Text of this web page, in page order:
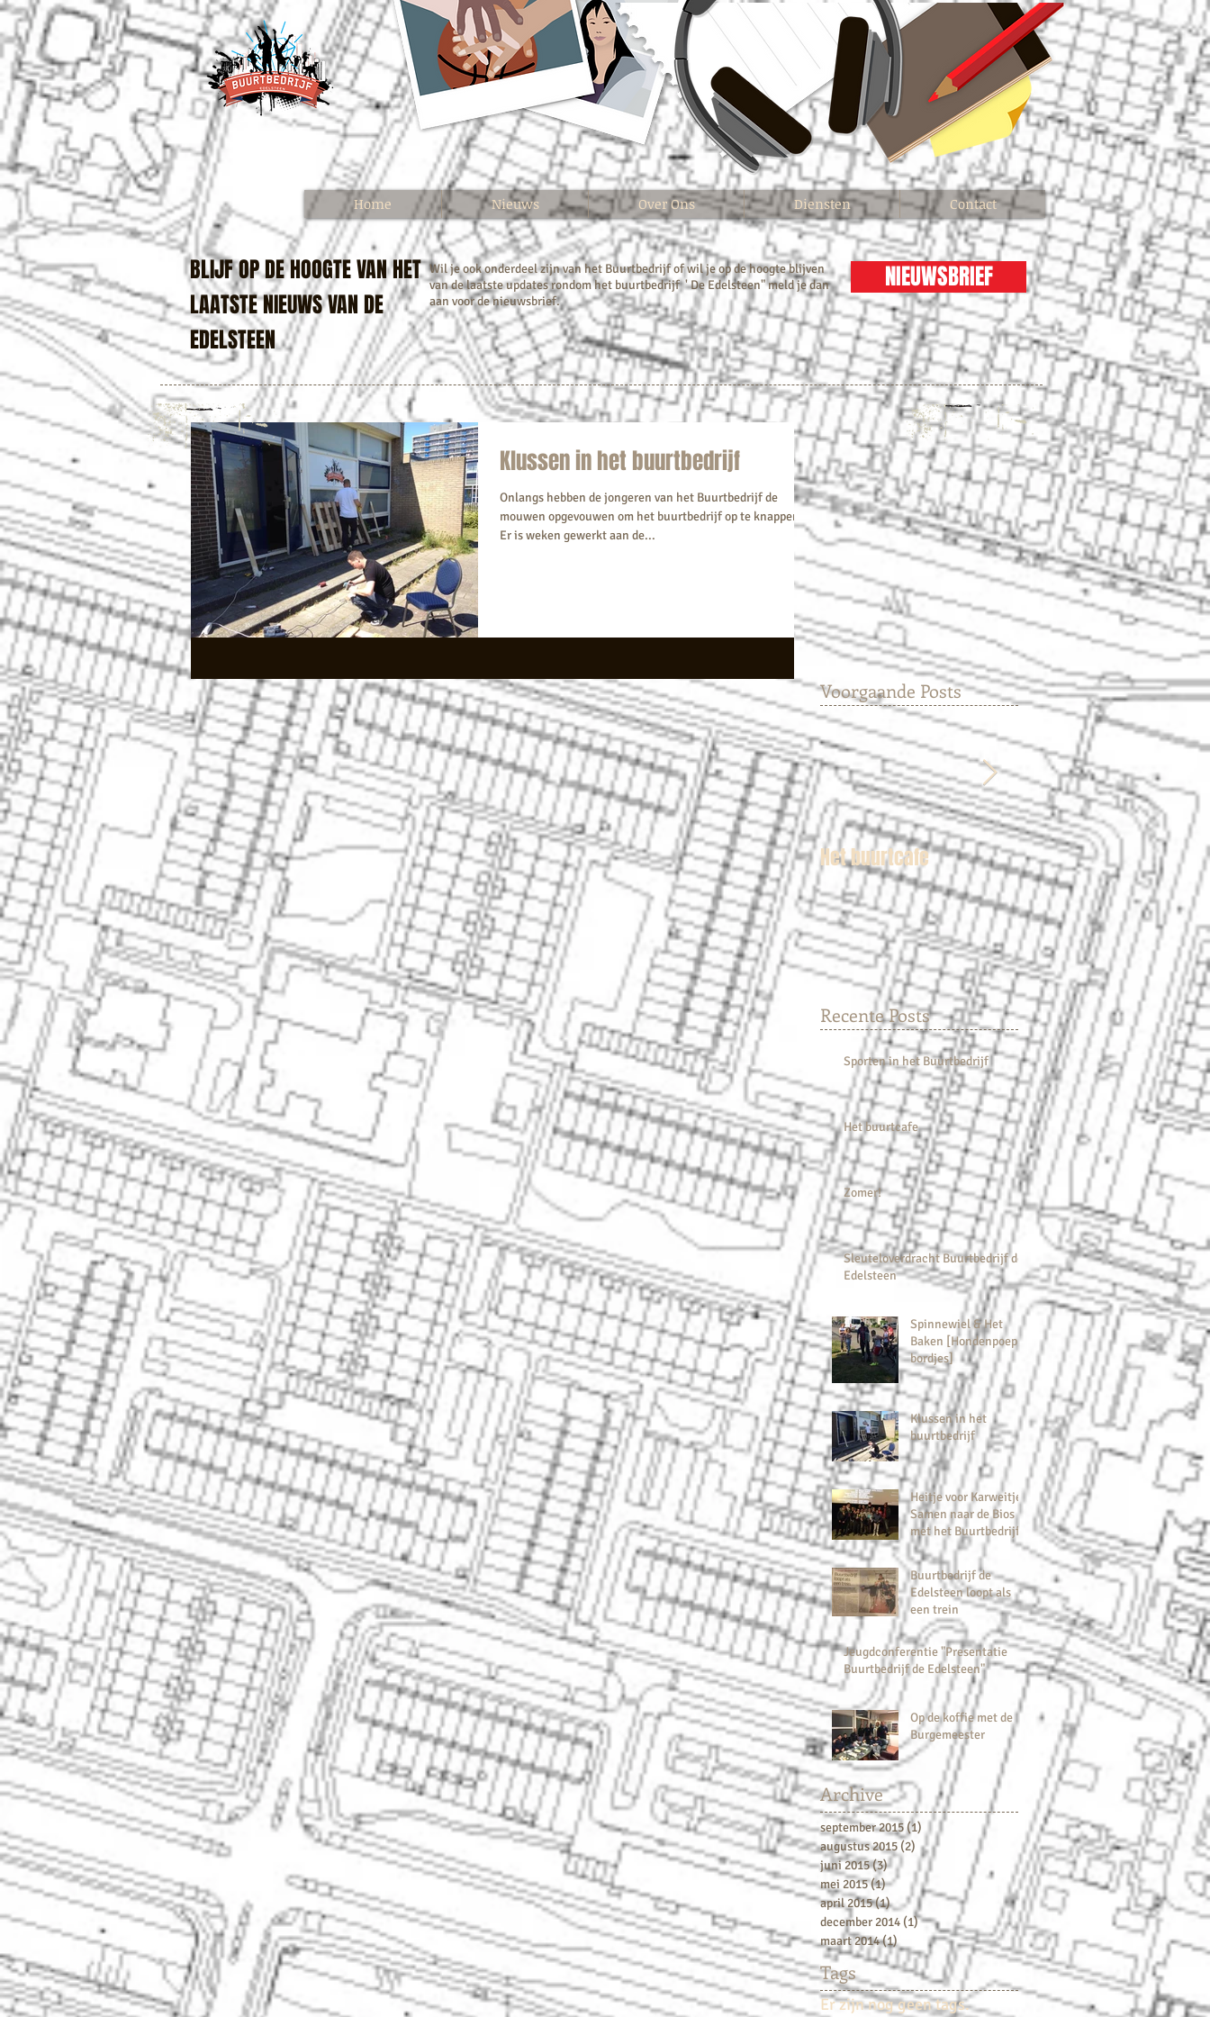
Home Nieuws Over Ons Diensten Contact
BLIJF OP DE HOOGTE VAN HET
LAATSTE NIEUWS VAN DE
EDELSTEEN
Wil je ook onderdeel zijn van het Buurtbedrijf of wil je op de hoogte blijven
van de laatste updates rondom het buurtbedrijf ' De Edelsteen" meld je dan
aan voor de nieuwsbrief.
NIEUWSBRIEF
Klussen in het buurtbedrijf
Onlangs hebben de jongeren van het Buurtbedrijf de
mouwen opgevouwen om het buurtbedrijf op te knappen.
Er is weken gewerkt aan de...
Voorgaande Posts
Het buurtcafe
Jeugdconferentie
"Presentatie
Buurtbedrijf de
Edelsteen"
Recente Posts
Sporten in het Buurtbedrijf
Het buurtcafe
Zomer!
Sleuteloverdracht Buurtbedrijf de
Edelsteen
Spinnewiel & Het
Baken [Hondenpoep
bordjes]
Klussen in het
buurtbedrijf
Heitje voor Karweitje:
Samen naar de Bios
met het Buurtbedrijf
Buurtbedrijf de
Edelsteen loopt als
een trein
Jeugdconferentie "Presentatie
Buurtbedrijf de Edelsteen"
Op de koffie met de
Burgemeester
Archive
september 2015(1)
augustus 2015 (2) 2 posts
juni 2015(3)3 posts
mei 2015(1)1 post
april 2015(1)1 post
december 2014 (1)1 post
maart 2014(1)1 post
Tags
Er zijn nog geen tags.